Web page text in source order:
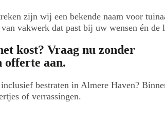
zijn wij een bekende naam voor
vakwerk dat past bij uw wensen én de
kost? Vraag nu zonder
offerte aan.
bestraten in Almere Haven?
of verrassingen.